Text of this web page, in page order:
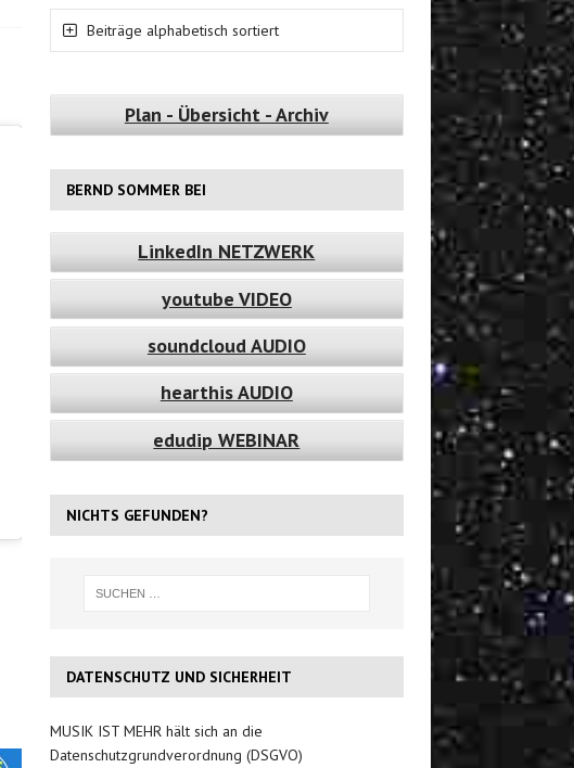
Beiträge alphabetisch sortiert
Plan - Übersicht - Archiv
BERND SOMMER BEI
LinkedIn NETZWERK
youtube VIDEO
soundcloud AUDIO
hearthis AUDIO
edudip WEBINAR
NICHTS GEFUNDEN?
DATENSCHUTZ UND SICHERHEIT
MUSIK IST MEHR hält sich an die
Datenschutzgrundverordnung (DSGVO)